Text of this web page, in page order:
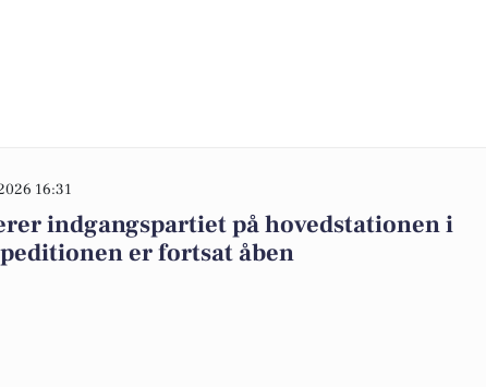
16:31
indgangspartiet på hovedstationen i
er fortsat åben